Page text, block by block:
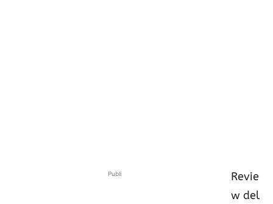
Publi
Revie
w del